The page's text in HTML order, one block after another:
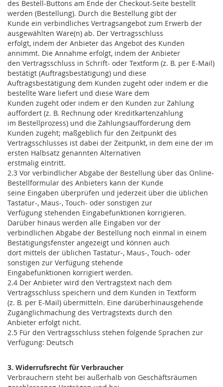
des Bestell-Buttons am Ende der Checkout-Seite bestellt
werden (Bestellung). Durch die Bestellung gibt der
Kunde ein verbindliches Vertragsangebot zum Erwerb der
ausgewählten Ware(n) ab. Der Vertragsschluss
erfolgt, indem der Anbieter das Angebot des Kunden
annimmt. Die Annahme erfolgt, indem der Anbieter
den Vertragsschluss in Schrift- oder Textform (z. B. per E-Mail)
bestätigt (Auftragsbestätigung) und diese
Auftragsbestätigung dem Kunden zugeht oder indem er die
bestellte Ware liefert und diese Ware dem
Kunden zugeht oder indem er den Kunden zur Zahlung
auffordert (z. B. Rechnung oder Kreditkartenzahlung
im Bestellprozess) und die Zahlungsaufforderung dem
Kunden zugeht; maßgeblich für den Zeitpunkt des
Vertragsschlusses ist dabei der Zeitpunkt, in dem eine der im
ersten Halbsatz genannten Alternativen
erstmalig eintritt.
2.3 Vor verbindlicher Abgabe der Bestellung über das Online-
Bestellformular des Anbieters kann der Kunde
seine Eingaben überprüfen und jederzeit über die üblichen
Tastatur-, Maus-, Touch- oder sonstigen zur
Verfügung stehenden Eingabefunktionen korrigieren.
Darüber hinaus werden alle Eingaben vor der
verbindlichen Abgabe der Bestellung noch einmal in einem
Bestätigungsfenster angezeigt und können auch
dort mittels der üblichen Tastatur-, Maus-, Touch- oder
sonstigen zur Verfügung stehende
Eingabefunktionen korrigiert werden.
2.4 Der Anbieter wird den Vertragstext nach dem
Vertragsschluss speichern und dem Kunden in Textform
(z. B. per E-Mail) übermitteln. Eine darüberhinausgehende
Zugänglichmachung des Vertragstexts durch den
Anbieter erfolgt nicht.
2.5 Für den Vertragsschluss stehen folgende Sprachen zur
Verfügung: Deutsch
3. Widerrufsrecht für Verbraucher
Verbrauchern steht bei außerhalb von Geschäftsräumen